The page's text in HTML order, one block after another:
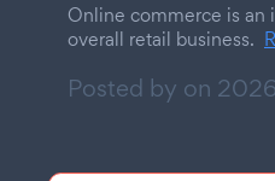
Online commerce is an
overall retail business.
Posted by on